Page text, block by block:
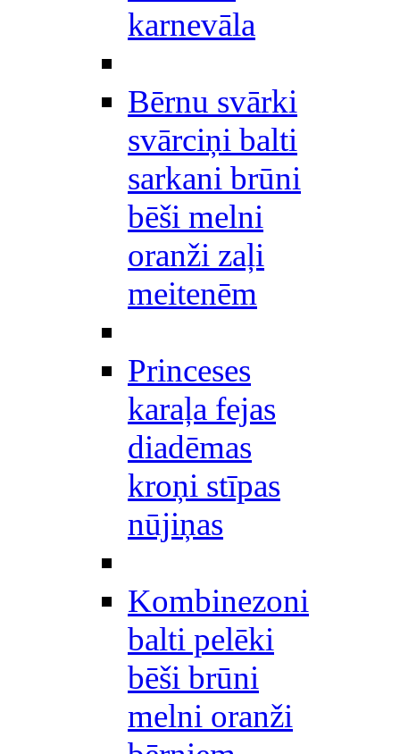
karnevāla
Bērnu svārki
svārciņi balti
sarkani brūni
bēši melni
oranži zaļi
meitenēm
Princeses
karaļa fejas
diadēmas
kroņi stīpas
nūjiņas
Kombinezoni
balti pelēki
bēši brūni
melni oranži